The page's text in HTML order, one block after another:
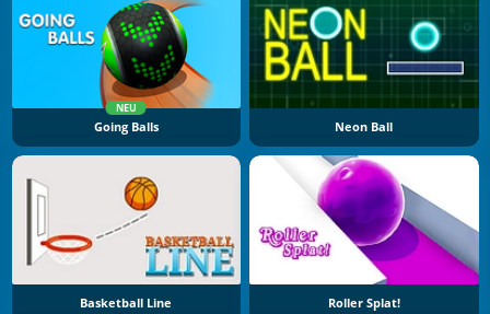
NEU
Going Balls Neon Ball
Basketball Line Roller Splat!